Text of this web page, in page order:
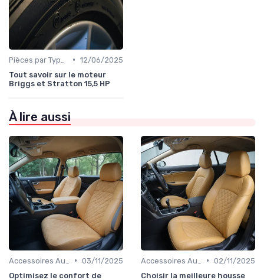
• 12/06/2025
Tout savoir sur le moteur
Briggs et Stratton 15,5 HP
À lire aussi
• 03/11/2025
Optimisez le confort de
• 02/11/2025
Choisir la meilleure housse